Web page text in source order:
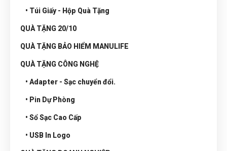
• Túi Giấy - Hộp Quà Tặng
QUÀ TẶNG 20/10
QUÀ TẶNG BẢO HIỂM MANULIFE
QUÀ TẶNG CÔNG NGHỆ
• Adapter - Sạc chuyển đổi.
• Pin Dự Phòng
• Sổ Sạc Cao Cấp
• USB In Logo